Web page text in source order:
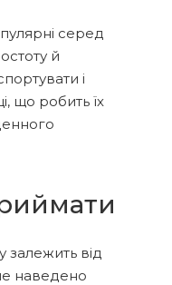
серед
й
і
що робить їх
від
наведено